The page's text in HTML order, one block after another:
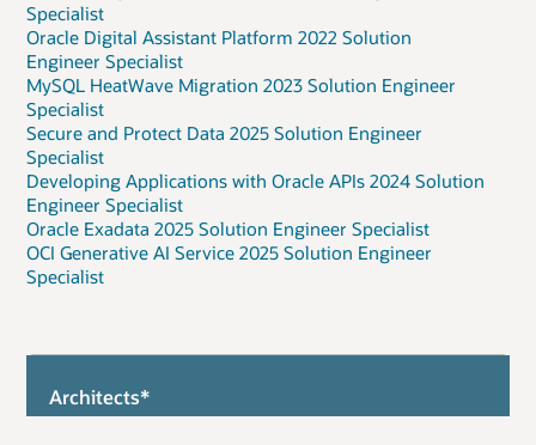
Specialist
Oracle Digital Assistant Platform 2022 Solution
Engineer Specialist
MySQL HeatWave Migration 2023 Solution Engineer
Specialist
Secure and Protect Data 2025 Solution Engineer
Specialist
Developing Applications with Oracle APIs 2024 Solution
Engineer Specialist
Oracle Exadata 2025 Solution Engineer Specialist
OCI Generative AI Service 2025 Solution Engineer
Specialist
Architects*